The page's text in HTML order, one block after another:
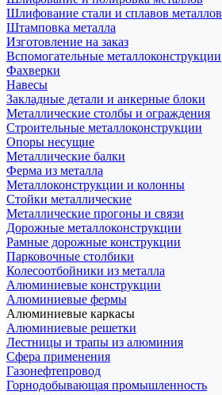
Шлифование стали и сплавов металлов
Штамповка металла
Изготовление на заказ
Вспомогательные металлоконструкции
Фахверки
Навесы
Закладные детали и анкерные блоки
Металлические столбы и ограждения
Строительные металлоконструкции
Опоры несущие
Металлические балки
Ферма из металла
Металлоконструкции и колонны
Стойки металлические
Металлические прогоны и связи
Дорожные металлоконструкции
Рамные дорожные конструкции
Парковочные столбики
Колесоотбойники из металла
Алюминиевые конструкции
Алюминиевые фермы
Алюминиевые каркасы
Алюминиевые решетки
Лестницы и трапы из алюминия
Сфера применения
Газонефтепровод
Горнодобывающая промышленность